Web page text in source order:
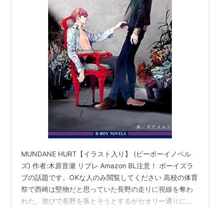
『箱の中』 （ ISBN:4883862925 ・蒼竜社・
2006/03/23）
『檻の外』 （ISBN:4883862984・蒼竜社・
2006/05/25）
『恋について』 （ISBN:488386300X・蒼竜社・
2006/07/20）
『リベット』 （ISBN:4883863034・蒼竜社・
2006/09/21）
『吸血鬼と愉快な仲間たち』
ISBN:4883863107
・蒼竜社・2006/12）
『WELL』 （ISBN:9784883863143・蒼竜社・
2007/02/21）
『秘密』 （ISBN:4883863190 ・蒼竜社・
2007/04/21）
『牛泥棒』 （ISBN:4883863247・蒼竜社・
2007/06）
MUNDANE HURT【イラスト入り】 (ビーボーイノベル
ズ) 作者:木原音瀬 リブレ Amazon BL注意！ ボーイズラ
ブの話題です。OKな人のみ閲覧してください 高校の体育
祭で西崎は堅物だと思っていた長野の走りに視線を奪わ
れた。遊びで長野を落とそうとするがセオリー通りにい